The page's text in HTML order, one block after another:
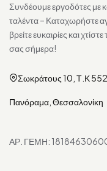
Συνδέουμε εργοδότες με
ταλέντα – Καταχωρήστε
βρείτε ευκαιρίες και
σας σήμερα!
Σωκράτους 10, Τ.Κ
Πανόραμα, Θεσσαλονίκη
ΑΡ. ΓΕΜΗ: